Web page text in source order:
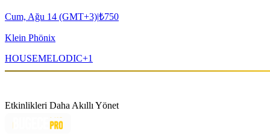
Cum, Ağu 14 (GMT+3)|₺750
Klein Phönix
HOUSEMELODIC+1
Etkinlikleri Daha Akıllı Yönet